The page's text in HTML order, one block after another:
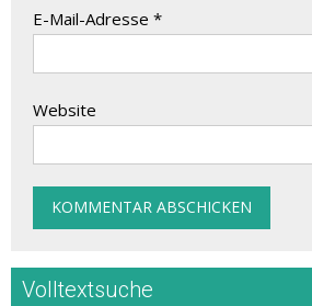
E-Mail-Adresse *
Website
Volltextsuche